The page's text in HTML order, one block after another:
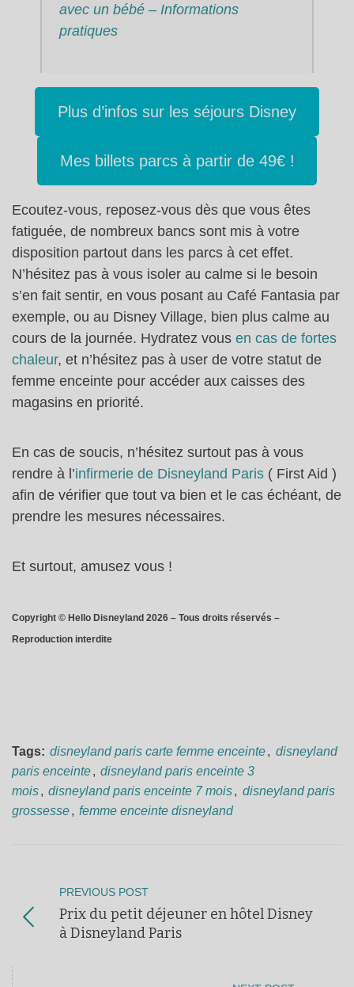
avec un bébé – Informations
pratiques
Plus d’infos sur les séjours Disney
Mes billets parcs à partir de 49€ !
Ecoutez-vous, reposez-vous dès que vous êtes
fatiguée, de nombreux bancs sont mis à votre
disposition partout dans les parcs à cet effet.
N’hésitez pas à vous isoler au calme si le besoin
s’en fait sentir, en vous posant au Café Fantasia par
exemple, ou au Disney Village, bien plus calme au
cours de la journée. Hydratez vous en cas de fortes
chaleur, et n’hésitez pas à user de votre statut de
femme enceinte pour accéder aux caisses des
magasins en priorité.
En cas de soucis, n’hésitez surtout pas à vous
rendre à l’infirmerie de Disneyland Paris ( First Aid )
afin de vérifier que tout va bien et le cas échéant, de
prendre les mesures nécessaires.
Et surtout, amusez vous !
Copyright © Hello Disneyland 2026 – Tous droits réservés –
Reproduction interdite
Tags: disneyland paris carte femme enceinte, disneyland
paris enceinte, disneyland paris enceinte 3
mois, disneyland paris enceinte 7 mois, disneyland paris
grossesse, femme enceinte disneyland
PREVIOUS POST
Prix du petit déjeuner en hôtel Disney
à Disneyland Paris